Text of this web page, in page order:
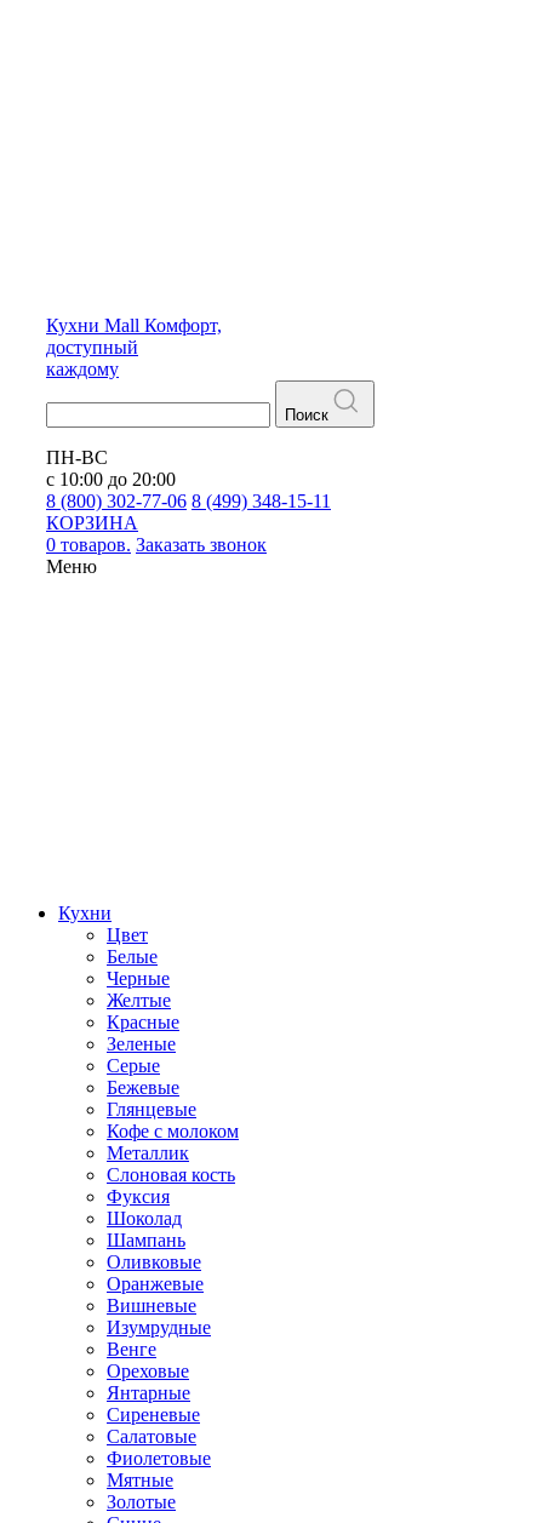
Кухни Mall Комфорт,
доступный
каждому
Поиск
ПН-ВС
с 10:00 до 20:00
8 (800) 302-77-06 8 (499) 348-15-11
КОРЗИНА
0 товаров. Заказать звонок
Меню
Кухни
Цвет
Белые
Черные
Желтые
Красные
Зеленые
Серые
Бежевые
Глянцевые
Кофе с молоком
Металлик
Слоновая кость
Фуксия
Шоколад
Шампань
Оливковые
Оранжевые
Вишневые
Изумрудные
Венге
Ореховые
Янтарные
Сиреневые
Салатовые
Фиолетовые
Мятные
Золотые